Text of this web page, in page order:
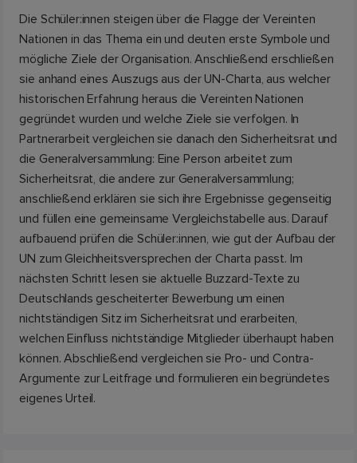
Die Schüler:innen steigen über die Flagge der Vereinten
Nationen in das Thema ein und deuten erste Symbole und
mögliche Ziele der Organisation. Anschließend erschließen
sie anhand eines Auszugs aus der UN-Charta, aus welcher
historischen Erfahrung heraus die Vereinten Nationen
gegründet wurden und welche Ziele sie verfolgen. In
Partnerarbeit vergleichen sie danach den Sicherheitsrat und
die Generalversammlung: Eine Person arbeitet zum
Sicherheitsrat, die andere zur Generalversammlung;
anschließend erklären sie sich ihre Ergebnisse gegenseitig
und füllen eine gemeinsame Vergleichstabelle aus. Darauf
aufbauend prüfen die Schüler:innen, wie gut der Aufbau der
UN zum Gleichheitsversprechen der Charta passt. Im
nächsten Schritt lesen sie aktuelle Buzzard-Texte zu
Deutschlands gescheiterter Bewerbung um einen
nichtständigen Sitz im Sicherheitsrat und erarbeiten,
welchen Einfluss nichtständige Mitglieder überhaupt haben
können. Abschließend vergleichen sie Pro- und Contra-
Argumente zur Leitfrage und formulieren ein begründetes
eigenes Urteil.